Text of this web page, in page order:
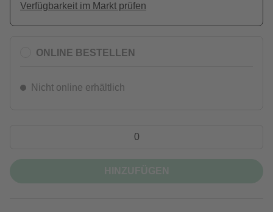
Verfügbarkeit im Markt prüfen
ONLINE BESTELLEN
Nicht online erhältlich